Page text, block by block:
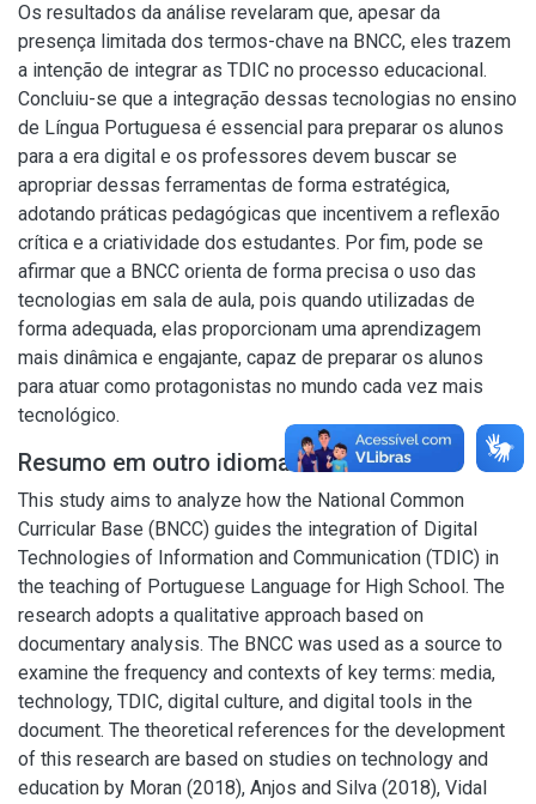
Os resultados da análise revelaram que, apesar da
presença limitada dos termos-chave na BNCC, eles trazem
a intenção de integrar as TDIC no processo educacional.
Concluiu-se que a integração dessas tecnologias no ensino
de Língua Portuguesa é essencial para preparar os alunos
para a era digital e os professores devem buscar se
apropriar dessas ferramentas de forma estratégica,
adotando práticas pedagógicas que incentivem a reflexão
crítica e a criatividade dos estudantes. Por fim, pode se
afirmar que a BNCC orienta de forma precisa o uso das
tecnologias em sala de aula, pois quando utilizadas de
forma adequada, elas proporcionam uma aprendizagem
mais dinâmica e engajante, capaz de preparar os alunos
para atuar como protagonistas no mundo cada vez mais
tecnológico.
Resumo em outro idioma
This study aims to analyze how the National Common
Curricular Base (BNCC) guides the integration of Digital
Technologies of Information and Communication (TDIC) in
the teaching of Portuguese Language for High School. The
research adopts a qualitative approach based on
documentary analysis. The BNCC was used as a source to
examine the frequency and contexts of key terms: media,
technology, TDIC, digital culture, and digital tools in the
document. The theoretical references for the development
of this research are based on studies on technology and
education by Moran (2018), Anjos and Silva (2018), Vidal